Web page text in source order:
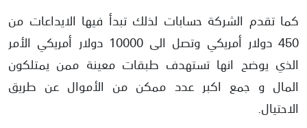
كما تقدم الشركة حسابات لذلك تبدأ فيها الايداعات من
450 دولار أمريكي وتصل الى 10000 دولار أمريكي الأمر
الذي يوضح انها تستهدف طبقات معينة ممن يمتلكون
المال و جمع اكبر عدد ممكن من الأموال عن طريق
الاحتيال.